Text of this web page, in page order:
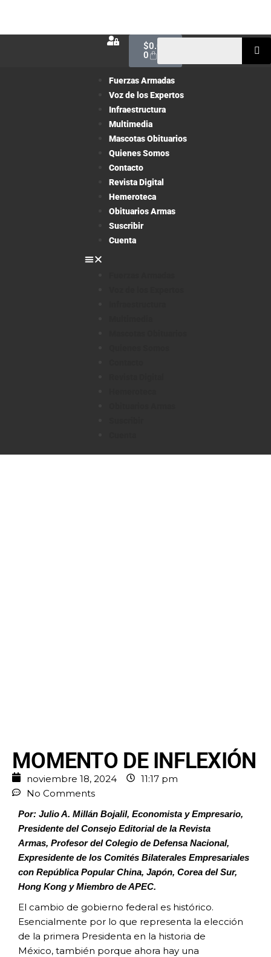
$0.00
0
Fuerzas Armadas
Voz de los Expertos
Infraestructura
Multimedia
Mascotas Obituarios
Quienes Somos
Contacto
Revista Digital
Hemeroteca
Obituarios Armas
Suscribir
Cuenta
MOMENTO DE INFLEXIÓN
noviembre 18, 2024
11:17 pm
No Comments
Por: Julio A. Millán Bojalil, Economista y Empresario,
Presidente del Consejo Editorial de la Revista
Armas, Profesor del Colegio de Defensa Nacional,
Expresidente de los Comités Bilaterales Empresariales
con República Popular China, Japón, Corea del Sur,
Hong Kong y Miembro de APEC.
El cambio de gobierno federal es histórico.
Esencialmente por lo que representa la elección
de la primera Presidenta en la historia de
México, también porque ahora hay una